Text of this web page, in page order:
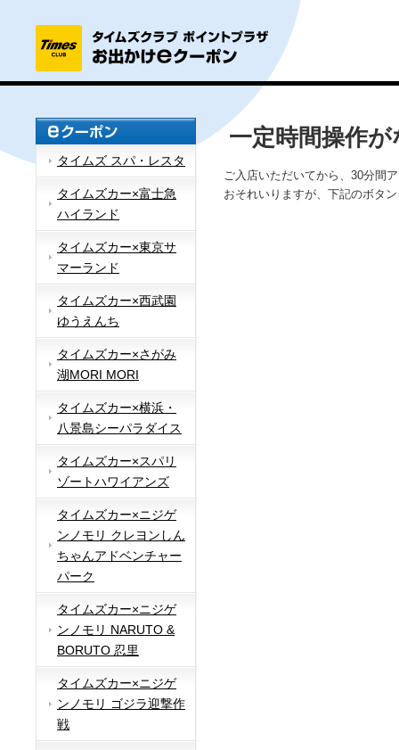
タイムズ スパ・レスタ
タイムズカー×富士急
ハイランド
タイムズカー×東京サ
マーランド
タイムズカー×西武園
ゆうえんち
タイムズカー×さがみ
湖MORI MORI
タイムズカー×横浜・
八景島シーパラダイス
タイムズカー×スパリ
ゾートハワイアンズ
タイムズカー×ニジゲ
ンノモリ クレヨンしん
ちゃんアドベンチャー
パーク
タイムズカー×ニジゲ
ンノモリ NARUTO &
BORUTO 忍里
タイムズカー×ニジゲ
ンノモリ ゴジラ迎撃作
戦
一定時間操作
ご入店いただいてから、30分間
おそれいりますが、下記のボタ